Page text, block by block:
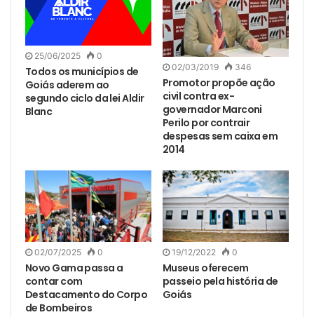
25/06/2025 0
Todos os municípios de
Goiás aderem ao
segundo ciclo da lei Aldir
Blanc
02/03/2019 346
Promotor propõe ação
civil contra ex-
governador Marconi
Perilo por contrair
despesas sem caixa em
2014
02/07/2025 0
Novo Gama passa a
contar com
Destacamento do Corpo
de Bombeiros
19/12/2022 0
Museus oferecem
passeio pela história de
Goiás